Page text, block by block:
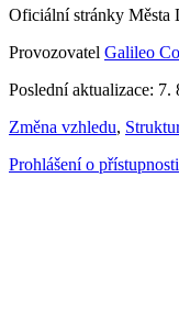
Oficiální stránky Města
Provozovatel Galileo
Poslední aktualizace: 7.
Změna vzhledu,
Prohlášení o přístupnosti